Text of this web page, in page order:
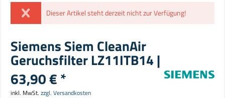
Dieser Artikel steht derzeit nicht zur Verfügung!
Siemens Siem CleanAir
Geruchsfilter LZ11ITB14 |
63,90 € *
inkl. MwSt. zzgl. Versandkosten